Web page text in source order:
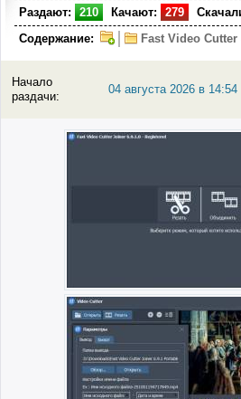
Раздают:
210 Качают: 279
Содержание:
Fast Video
Начало
раздачи:
04 августа 2026 в 14:54